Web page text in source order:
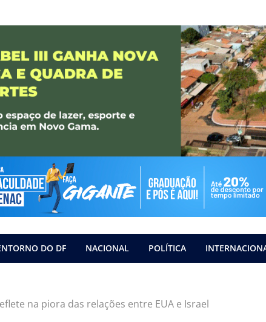
DO DF NACIONAL POLÍTICA
na piora das relações entre EUA e Israel